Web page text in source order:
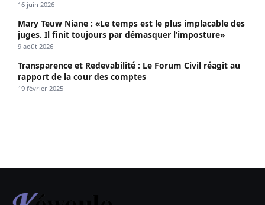
propagé le VIH depuis 2018
16 juin 2026
Mary Teuw Niane : «Le temps est le plus implacable des
juges. Il finit toujours par démasquer l’imposture»
9 août 2026
Transparence et Redevabilité : Le Forum Civil réagit au
rapport de la cour des comptes
19 février 2025